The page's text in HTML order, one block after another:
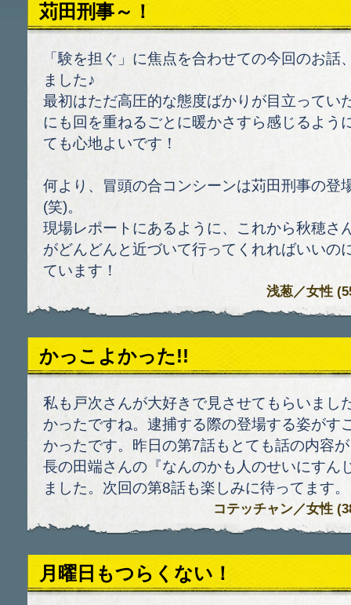
苅田刑事～！
「験を担ぐ」に焦点を合わせての今回のお話
ました♪
最初はただ高圧的な態度ばかりが目立ってい
にも回を重ねるごとに暖かさすら感じるよう
ても心地よいです！
何より、冒頭の合コンシーンは苅田刑事の登
(笑)。
現場レポートにあるように、これから秋穂さ
がどんどんと近づいて行ってくれればいいの
ています！
浅葱／女性
かっこよかった!!
私も戸次さんが大好きで見させてもらいまし
かったですね。逮捕する際の登場する姿がす
かったです。昨日の第7話もとても話の内容
長の田端さんの『なんのかも人のせいにすん
ました。次回の第8話も楽しみに待ってます。
コテッチャン／女性
月曜日もつらくない！